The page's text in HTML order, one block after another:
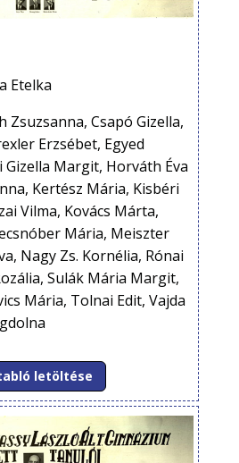
Etelka
Zsuzsanna, Csapó Gizella,
Erzsébet, Egyed
Gizella Margit, Horváth Éva
Kertész Mária, Kisbéri
Vilma, Kovács Márta,
Mária, Meiszter
Nagy Zs. Kornélia, Rónai
Sulák Mária Margit,
Mária, Tolnai Edit, Vajda
letöltése